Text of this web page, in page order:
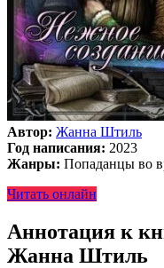
Автор: Жанна Штиль
Год написания: 2023
Жанры: Попаданцы во
Читать онлайн
Аннотация к
Жанна Штиль